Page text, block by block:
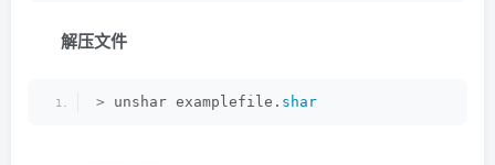
解压文件
> unshar examplefile. shar